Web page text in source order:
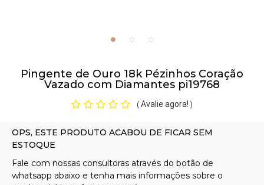
Pingente de Ouro 18k Pézinhos Coração
Vazado com Diamantes pi19768
( Avalie agora! )
Pedras Preciosas